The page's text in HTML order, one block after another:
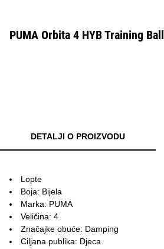
PUMA Orbita 4 HYB Training Ball
DETALJI O PROIZVODU
Lopte
Boja: Bijela
Marka: PUMA
Veličina: 4
Značajke obuće: Damping
Ciljana publika: Djeca